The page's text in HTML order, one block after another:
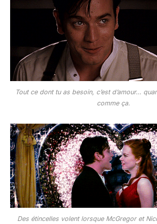
Tout ce dont tu as besoin, c’est d’amour…
comme ça.
Des étincelles volent lorsque McGregor et